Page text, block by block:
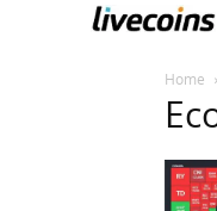
Home